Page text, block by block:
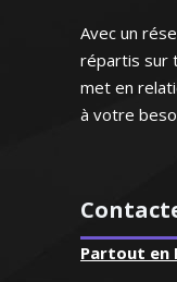
fils qui a
C. Camille –
appliqués - Paris
d'un DESS droit des
commerciales,
Avec un
répartis sur
met en
à votre
Partout en